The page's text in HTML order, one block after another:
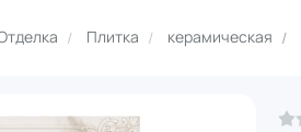
Плитка керамическая